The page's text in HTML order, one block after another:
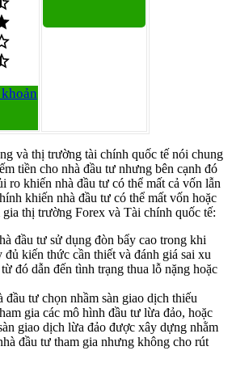
và thị trường tài chính quốc tế nói chung
tiền cho nhà đầu tư nhưng bên cạnh đó
ro khiến nhà đầu tư có thể mất cả vốn lẫn
khiến nhà đầu tư có thể mất vốn hoặc
thị trường Forex và Tài chính quốc tế:
đầu tư sử dụng đòn bẩy cao trong khi
đủ kiến thức cần thiết và đánh giá sai xu
đó dẫn đến tình trạng thua lỗ nặng hoặc
đầu tư chọn nhầm sàn giao dịch thiếu
gia các mô hình đầu tư lừa đảo, hoặc
giao dịch lừa đảo được xây dựng nhằm
đầu tư tham gia nhưng không cho rút